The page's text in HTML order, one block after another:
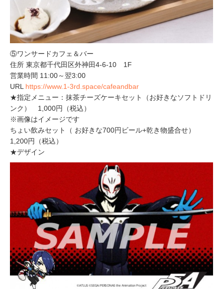
⑤ワンサードカフェ＆バー
住所 東京都千代田区外神田4-6-10 1F
営業時間 11:00～翌3:00
URL https://www.1-3rd.space/cafeandbar
★指定メニュー：抹茶チーズケーキセット（お好きなソフトドリ
ンク） 1,000円（税込）
※画像はイメージです
ちょい飲みセット（ お好きな700円ビール+乾き物盛合せ）
1,200円（税込）
★デザイン